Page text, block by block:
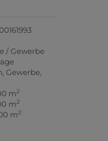
/ Gewerbe
Gewerbe
m2
m2
m2